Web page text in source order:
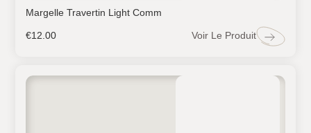
Margelle Travertin Light Comm
€12.00 Voir Le Produit